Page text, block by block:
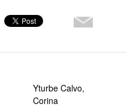
Yturbe Calvo,
Corina